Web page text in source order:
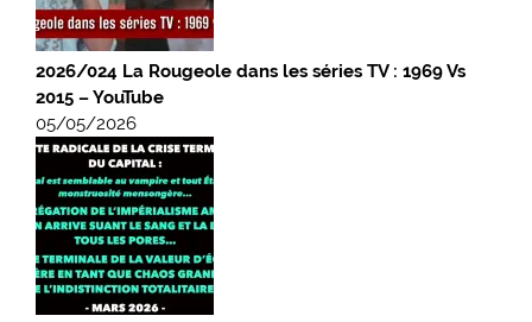
2026/024 La Rougeole dans les séries TV : 1969 Vs
2015 – YouTube
05/05/2026